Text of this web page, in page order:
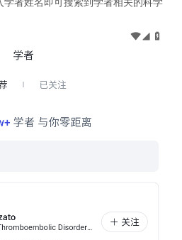
者姓名即可搜索到学者相关的科学